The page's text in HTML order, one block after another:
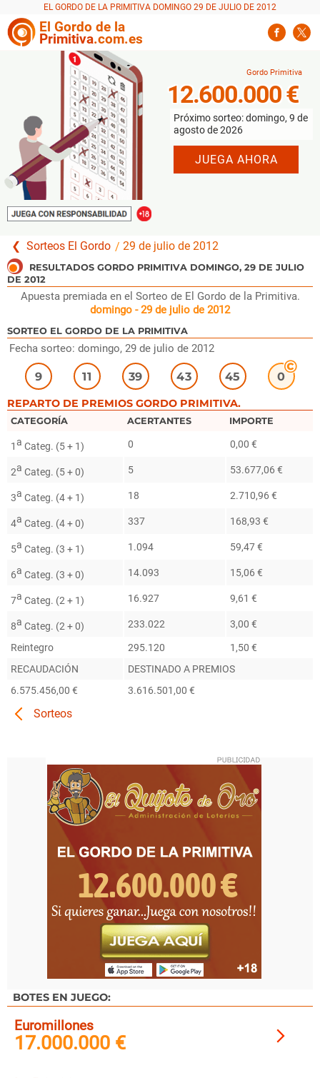
EL GORDO DE LA PRIMITIVA DOMINGO 29 DE JULIO DE 2012
El Gordo de la
Primitiva.com.es
Sorteos El Gordo 29 de julio de 2012
Apuesta premiada en el Sorteo de El Gordo de la Primitiva.
domingo - 29 de julio de 2012
SORTEO EL GORDO DE LA PRIMITIVA
Fecha sorteo: domingo, 29 de julio de 2012
9 11 39 43 45 0
REPARTO DE PREMIOS GORDO PRIMITIVA.
CATEGORÍA ACERTANTES IMPORTE
1a Categ. (5 + 1) 0 0,00 €
2a Categ. (5 + 0) 5 53.677,06 €
3a Categ. (4 + 1) 18 2.710,96 €
4a Categ. (4 + 0) 337 168,93 €
5a Categ. (3 + 1) 1.094 59,47 €
6a Categ. (3 + 0) 14.093 15,06 €
7a Categ. (2 + 1) 16.927 9,61 €
8a Categ. (2 + 0) 233.022 3,00 €
Reintegro 295.120
1,50 €
RECAUDACIÓN
DESTINADO A PREMIOS
6.575.456,00 €
3.616.501,00 €
BOTES EN JUEGO:
Euromillones
17.000.000 €
12.600.000 €
Próximo sorteo: domingo, 9 de
agosto de 2026
JUEGA AHORA